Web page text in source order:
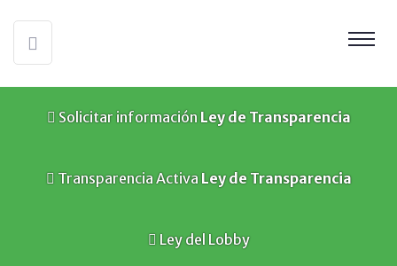
Solicitar informaciónLey de Transparencia
Transparencia ActivaLey de Transparencia
Ley del Lobby